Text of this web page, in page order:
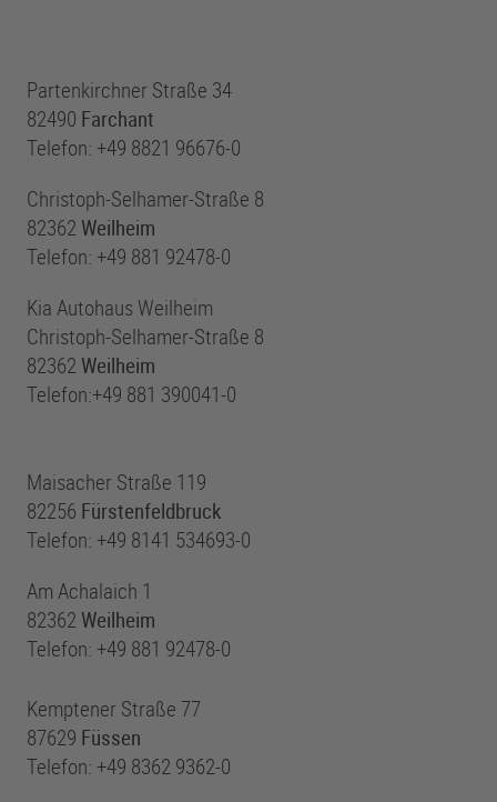
Partenkirchner Straße 34
82490 Farchant
Telefon: +49 8821 96676-0
Christoph-Selhamer-Straße 8
82362 Weilheim
Telefon: +49 881 92478-0
Kia Autohaus Weilheim
Christoph-Selhamer-Straße 8
82362 Weilheim
Telefon:+49 881 390041-0
Maisacher Straße 119
82256 Fürstenfeldbruck
Telefon: +49 8141 534693-0
Am Achalaich 1
82362 Weilheim
Telefon: +49 881 92478-0
Kemptener Straße 77
87629 Füssen
Telefon: +49 8362 9362-0